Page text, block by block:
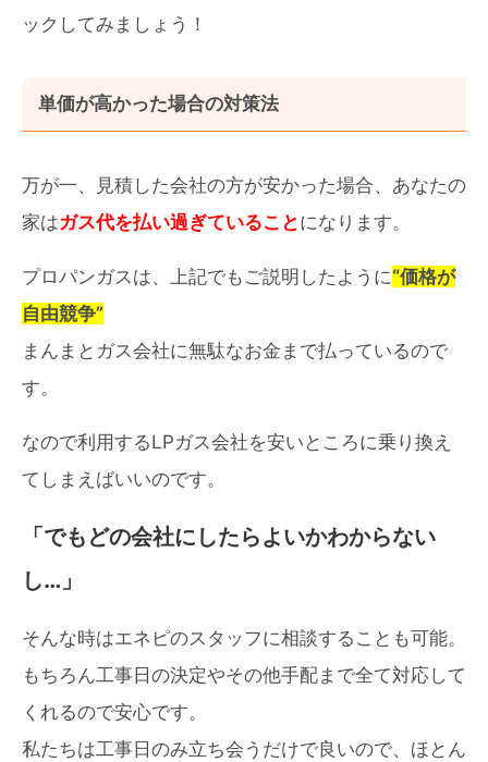
ックしてみましょう！
単価が高かった場合の対策法
万が一、見積した会社の方が安かった場合、あなたの
家はガス代を払い過ぎていることになります。
プロパンガスは、上記でもご説明したように“価格が
自由競争”
まんまとガス会社に無駄なお金まで払っているので
す。
なので利用するLPガス会社を安いところに乗り換え
てしまえばいいのです。
「でもどの会社にしたらよいかわからない
し…」
そんな時はエネピのスタッフに相談することも可能。
もちろん工事日の決定やその他手配まで全て対応して
くれるので安心です。
私たちは工事日のみ立ち会うだけで良いので、ほとん